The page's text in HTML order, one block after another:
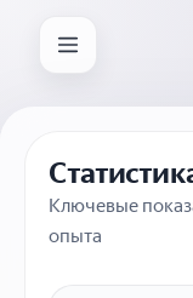
Ключевые
опыта